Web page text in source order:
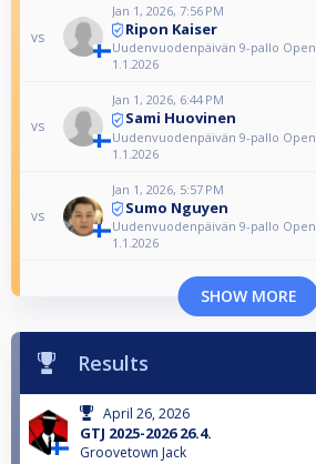
vs
Jan 1, 2026, 7:56 PM
Ripon Kaiser
Uudenvuodenpäivän 9-pallo Open
1.1.2026
vs
Jan 1, 2026, 6:44 PM
Sami Huovinen
Uudenvuodenpäivän 9-pallo Open
1.1.2026
vs
Jan 1, 2026, 5:57 PM
Sumo Nguyen
Uudenvuodenpäivän 9-pallo Open
1.1.2026
SHOW MORE
Results
April 26, 2026
GTJ 2025-2026 26.4.
Groovetown Jack